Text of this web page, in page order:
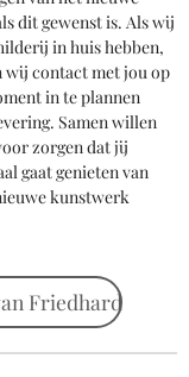
dit gewenst is. Als wij
in huis hebben,
wij contact met jou op
in te plannen
Samen willen
zorgen dat jij
gaat genieten van
kunstwerk
Friedhard